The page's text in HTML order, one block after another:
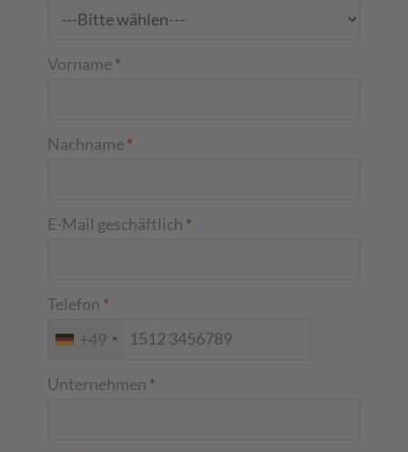
Vorname*
Nachname*
E-Mail geschäftlich *
Telefon *
+49
Unternehmen *